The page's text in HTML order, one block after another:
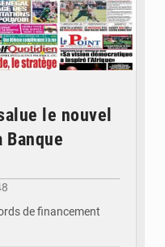
le nouvel
de financement